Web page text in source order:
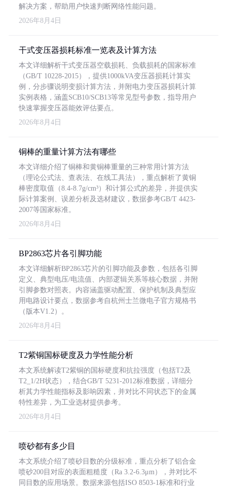
解决方案，帮助用户快速判断网络性能问题。
2026年8月4日
干式变压器损耗标准一览表及计算方法
本文详细解析干式变压器空载损耗、负载损耗的国家标准
（GB/T 10228-2015），提供1000kVA变压器损耗计算实
例，分步骤说明变损计算方法，并附电力变压器损耗计算
实例表格，涵盖SCB10/SCB13等常见型号参数，指导用户
快速掌握变压器能效评估要点。
2026年8月4日
铜棒的重量计算方法有哪些
本文详细介绍了铜棒和黄铜棒重量的三种常用计算方法
（理论公式法、查表法、在线工具法），重点解析了黄铜
棒密度取值（8.4-8.7g/cm³）和计算公式的差异，并提供实
际计算案例、误差分析及选材建议，数据参考GB/T 4423-
2007等国家标准。
2026年8月4日
BP2863芯片各引脚功能
本文详细解析BP2863芯片的引脚功能及参数，包括各引脚
定义、典型电压/电流值、内部逻辑关系等核心数据，并附
引脚参数对照表。内容涵盖驱动配置、保护机制及典型应
用电路设计要点，数据参考自杭州士兰微电子官方规格书
（版本V1.2）。
2026年8月4日
T2紫铜国标硬度及力学性能分析
本文系统解读T2紫铜的国标硬度和抗拉强度（包括T2及
T2_1/2H状态），结合GB/T 5231-2012标准数据，详细分
析其力学性能指标及影响因素，并对比不同状态下的金属
特性差异，为工业选材提供参考。
2026年8月4日
喷砂都有多少目
本文系统介绍了喷砂目数的分级标准，重点分析了铝合金
喷砂200目对应的表面粗糙度（Ra 3.2-6.3μm），并对比不
同目数的应用场景。数据来源包括ISO 8503-1标准和行业